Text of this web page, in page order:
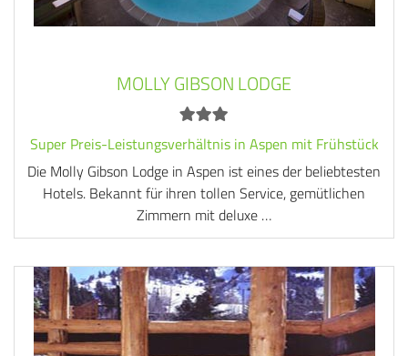
MOLLY GIBSON LODGE
Super Preis-Leistungsverhältnis in Aspen mit Frühstück
Die Molly Gibson Lodge in Aspen ist eines der beliebtesten
Hotels. Bekannt für ihren tollen Service, gemütlichen
Zimmern mit deluxe …